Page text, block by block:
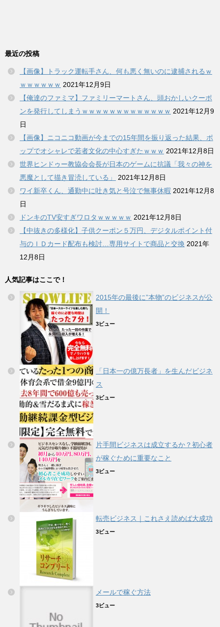
最近の投稿
【画像】トラック運転手さん、何も悪く無いのに逮捕されるｗ
ｗｗｗｗｗｗ 2021年12月9日
【俺達のファミマ】ファミリーマートさん、頭おかしいクーポ
ンを発行してしまうｗｗｗｗｗｗｗｗｗｗｗｗｗ 2021年12月9
日
【画像】ニコニコ動画が今までの15年間を振り返った結果、ポ
ップでオシャレで若者文化の中心すぎたｗｗｗ 2021年12月8日
世界ヒンドゥー教協会会長が日本のゲームに抗議「我々の神を
悪魔として描き冒涜している」
2021年12月8日
ワイ新卒くん、通勤中に吐き気と号泣で無事休暇 2021年12月8
日
ドンキのTV安すぎワロタｗｗｗｗｗ 2021年12月8日
【中抜きの多様化】子供クーポン５万円、デジタルポイント付
与のＩＤカード配布も検討…専用サイトで商品と交換 2021年
12月8日
人気記事はここで！
2015年の最後に”本物”のビジネスが公
開！
3ビュー
「日本一の億万長者」を生んだビジネ
ス
3ビュー
片手間ビジネスは成立するか？初心者
が稼ぐために重要なこと
3ビュー
転売ビジネス｜これさえ読めば大成功
3ビュー
メールで稼ぐ方法
3ビュー